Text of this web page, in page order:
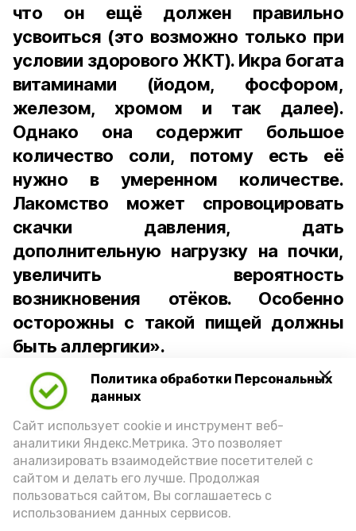
Политика обработки Персональных
данных
Сайт использует cookie и инструмент веб-
аналитики Яндекс.Метрика. Это позволяет
анализировать взаимодействие посетителей с
сайтом и делать его лучше. Продолжая
пользоваться сайтом, Вы соглашаетесь с
использованием данных сервисов.
что он ещё должен правильно
усвоиться (это возможно только при
условии здорового ЖКТ). Икра богата
витаминами (йодом, фосфором,
железом, хромом и так далее).
Однако она содержит большое
количество соли, потому есть её
нужно в умеренном количестве.
Лакомство может спровоцировать
скачки давления, дать
дополнительную нагрузку на почки,
увеличить вероятность
возникновения отёков. Особенно
осторожны с такой пищей должны
быть аллергики».
Для взрослого человека безопасной
порцией икры считается 30-50 граммов
(2-3 ложки). При этом следует обратить
внимание на хлеб, с которым она
подаётся: лучше выбирать
цельнозерновой, с мукой грубого
помола. Есть икру следует в первой